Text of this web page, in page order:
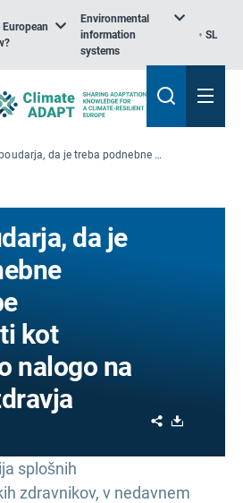
Environmental
information
systems
SL
UEMO poudarja, da je treba podnebne spremembe obravnavati kot prednostno nalogo na področju zdravja
da je
kot
nalogo na
Share
splošnih
zdravnikov, v nedavnem